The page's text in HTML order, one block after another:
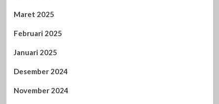
Maret 2025
Februari 2025
Januari 2025
Desember 2024
November 2024